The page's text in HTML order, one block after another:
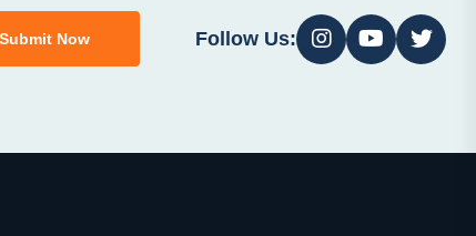
Submit Now Follow Us: